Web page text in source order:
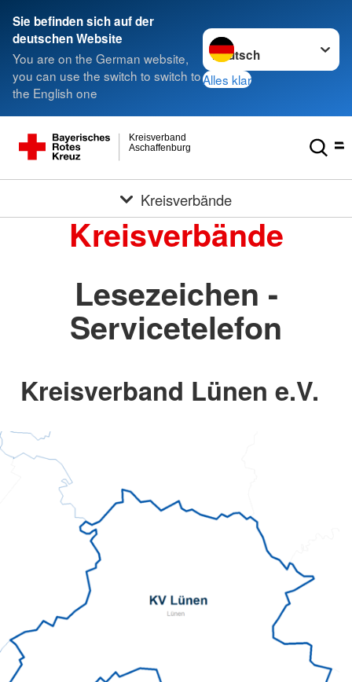
Sie befinden sich auf der
deutschen Website
You are on the German website,
you can use the switch to switch to
the English one
Sprache wechseln zu
Alles klar
Aschaffenburg
Kreisverband
Kreisverbände
Kreisverbände
Lesezeichen -
Servicetelefon
Kreisverband Lünen e.V.